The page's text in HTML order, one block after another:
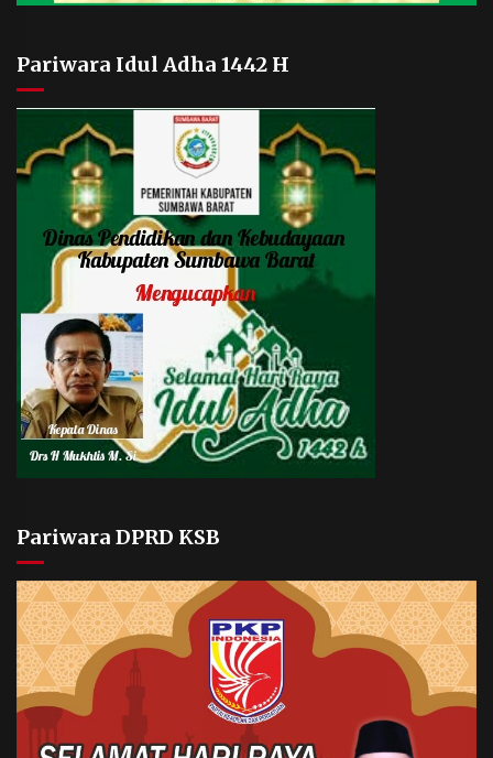
Pariwara Idul Adha 1442 H
Pariwara DPRD KSB